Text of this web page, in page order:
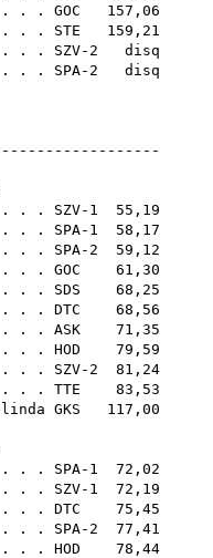
. . GOC 157,06
. . STE 159,21
. SZV-2 disq
. SPA-2 disq
pálya
. SZV-1 55,19
SPA-1 58,17
. SPA-2 59,12
. . GOC 61,30
. . SDS 68,25
. . . DTC 68,56
. . ASK 71,35
. . HOD 79,59
. SZV-2 81,24
. . TTE 83,53
GKS 117,00
. SPA-1 72,02
. SZV-1 72,19
. . DTC 75,45
. SPA-2 77,41
. . HOD 78,44